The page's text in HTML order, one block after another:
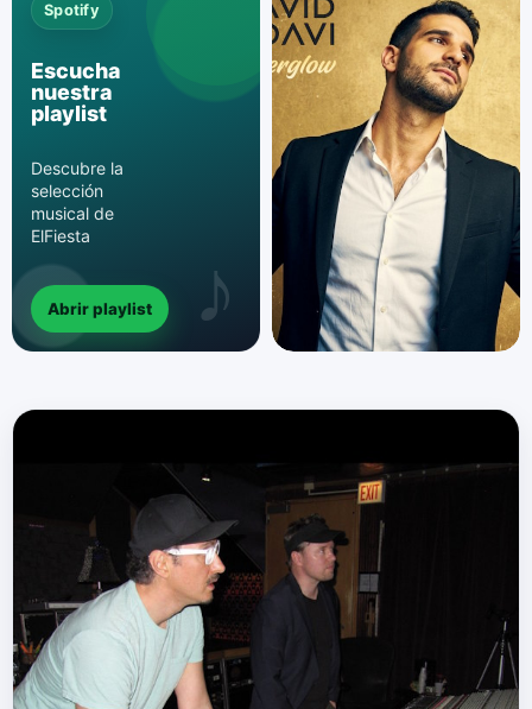
Spotify
Escucha
nuestra
playlist
Descubre la
selección
musical de
ElFiesta
Abrir playlist